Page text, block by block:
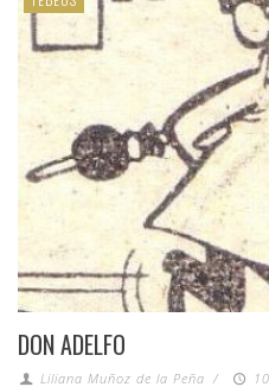
DON ADELFO
Liliana Muñoz de la Peña /